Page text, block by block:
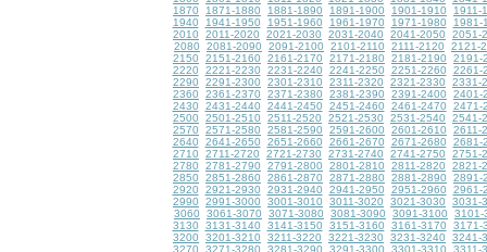
1870
1871-1880 1881-1890 1891-1900 1901-1910
1911-
1940
1941-1950 1951-1960 1961-1970 1971-1980
1981-
2010
2011-2020 2021-2030 2031-2040 2041-2050
2051-
2080
2081-2090 2091-2100 2101-2110 2111-2120
2121-
2150
2151-2160 2161-2170 2171-2180 2181-2190
2191-
2220
2221-2230 2231-2240 2241-2250 2251-2260
2261-
2290
2291-2300 2301-2310 2311-2320 2321-2330
2331-
2360
2361-2370 2371-2380 2381-2390 2391-2400
2401-
2430
2431-2440 2441-2450 2451-2460 2461-2470
2471-
2500
2501-2510 2511-2520 2521-2530 2531-2540
2541-
2570
2571-2580 2581-2590 2591-2600 2601-2610
2611-
2640
2641-2650 2651-2660 2661-2670 2671-2680
2681-
2710
2711-2720 2721-2730 2731-2740 2741-2750
2751-
2780
2781-2790 2791-2800 2801-2810 2811-2820
2821-
2850
2851-2860 2861-2870 2871-2880 2881-2890
2891-
2920
2921-2930 2931-2940 2941-2950 2951-2960
2961-
2990
2991-3000 3001-3010 3011-3020 3021-3030
3031-
3060
3061-3070 3071-3080 3081-3090 3091-3100
3101-
3130
3131-3140 3141-3150 3151-3160 3161-3170
3171-
3200
3201-3210 3211-3220 3221-3230 3231-3240
3241-
3270
3271-3280 3281-3290 3291-3300 3301-3310
3311-